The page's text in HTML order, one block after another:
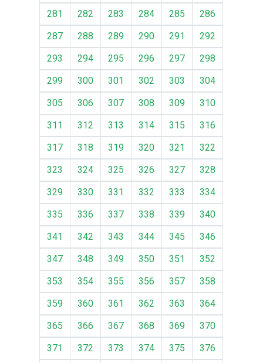
281
282 283 284 285
286
287
288 289 290 291
292
293
294 295 296 297
298
299
300 301 302 303
304
305
306 307 308 309
310
311
312 313 314 315
316
317
318 319 320 321
322
323
324 325 326 327
328
329
330 331 332 333
334
335
336 337 338 339
340
341
342 343 344 345
346
347
348 349 350 351
352
353
354 355 356 357
358
359
360 361 362 363
364
365
366 367 368 369
370
371
372 373 374 375 376